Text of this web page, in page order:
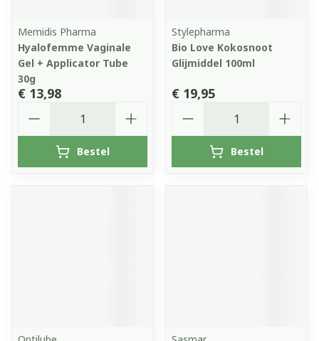
Memidis Pharma
Hyalofemme Vaginale
Gel + Applicator Tube
30g
€ 13,98
Bestel
Stylepharma
Bio Love Kokosnoot
Glijmiddel 100ml
€ 19,95
Bestel